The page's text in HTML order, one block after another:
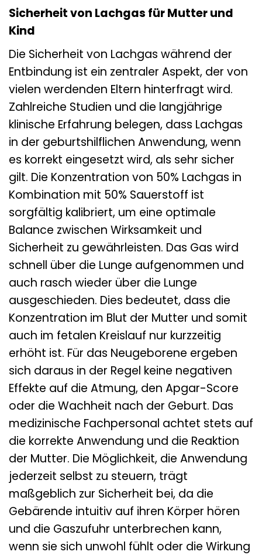
Sicherheit von Lachgas für Mutter und
Kind
Die Sicherheit von Lachgas während der
Entbindung ist ein zentraler Aspekt, der von
vielen werdenden Eltern hinterfragt wird.
Zahlreiche Studien und die langjährige
klinische Erfahrung belegen, dass Lachgas
in der geburtshilflichen Anwendung, wenn
es korrekt eingesetzt wird, als sehr sicher
gilt. Die Konzentration von 50% Lachgas in
Kombination mit 50% Sauerstoff ist
sorgfältig kalibriert, um eine optimale
Balance zwischen Wirksamkeit und
Sicherheit zu gewährleisten. Das Gas wird
schnell über die Lunge aufgenommen und
auch rasch wieder über die Lunge
ausgeschieden. Dies bedeutet, dass die
Konzentration im Blut der Mutter und somit
auch im fetalen Kreislauf nur kurzzeitig
erhöht ist. Für das Neugeborene ergeben
sich daraus in der Regel keine negativen
Effekte auf die Atmung, den Apgar-Score
oder die Wachheit nach der Geburt. Das
medizinische Fachpersonal achtet stets auf
die korrekte Anwendung und die Reaktion
der Mutter. Die Möglichkeit, die Anwendung
jederzeit selbst zu steuern, trägt
maßgeblich zur Sicherheit bei, da die
Gebärende intuitiv auf ihren Körper hören
und die Gaszufuhr unterbrechen kann,
wenn sie sich unwohl fühlt oder die Wirkung